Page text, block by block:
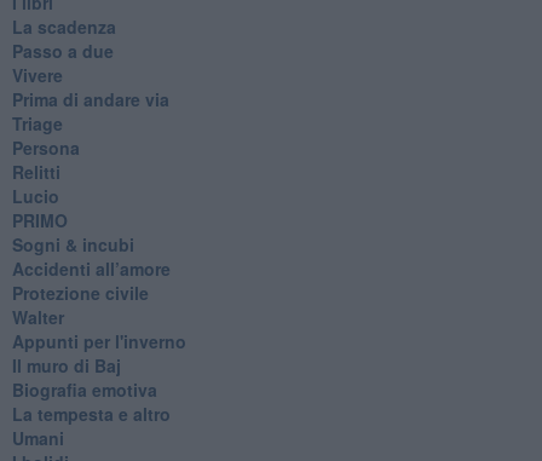
La scadenza
Passo a due
Vivere
Prima di andare via
Triage
Persona
Relitti
Lucio
PRIMO
Sogni & incubi
Accidenti all’amore
Protezione civile
Walter
Appunti per l'inverno
Il muro di Baj
Biografia emotiva
La tempesta e altro
Umani